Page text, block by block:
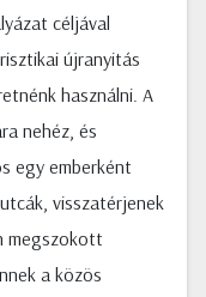
céljával
újranyitás
használni. A
nehéz, és
egy emberként
visszatérjenek
megszokott
a közös